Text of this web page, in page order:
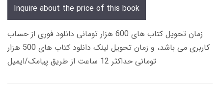
Inquire about the price of this book
زمان تحویل کتاب های 600 هزار تومانی دانلود فوری از حساب
کاربری می باشد، و زمان تحویل لینک دانلود کتاب های 500 هزار
تومانی حداکثر 12 ساعت از طریق پیامک/ایمیل